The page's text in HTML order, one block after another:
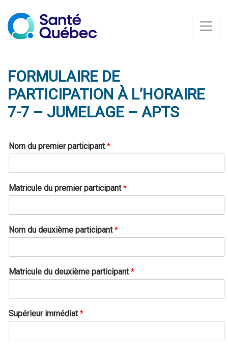
FORMULAIRE DE
PARTICIPATION À L’HORAIRE
7-7 – JUMELAGE – APTS
*
L
*
M
a
r
c
Nom du premier participant*
Matricule du premier participant*
Nom du deuxième participant*
Matricule du deuxième participant*
Supérieur immédiat*